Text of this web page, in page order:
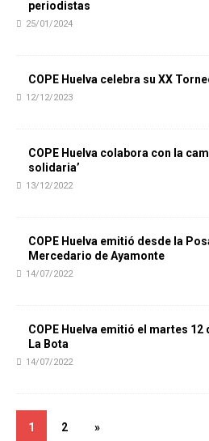
periodistas
25/01/2024
COPE Huelva celebra su XX
12/12/2023
COPE Huelva colabora con la
solidaria’
13/12/2022
COPE Huelva emitió desde la
Mercedario de Ayamonte
14/07/2022
COPE Huelva emitió el martes
La Bota
14/07/2022
1 2 »